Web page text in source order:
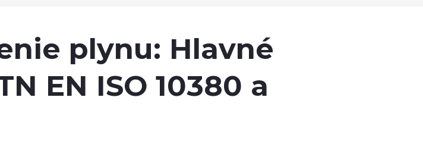
plynu: Hlavné
EN ISO 10380 a